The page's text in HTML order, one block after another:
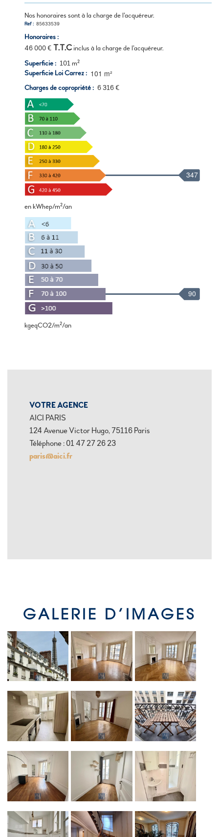
Nos honoraires sont à la charge de l’acquéreur.
Ref 85633539
Honoraires :
46 000 € T.T.C inclus à la charge de l’acquéreur.
Superficie
101 m²
Superficie Loi Carrez
101 m²
Charges de copropriété 6 316 €
347
en kWhep/m²/an
90
kgeqCO2/m²/an
VOTRE AGENCE
AICI PARIS
124 Avenue Victor Hugo, 75116 Paris
Téléphone : 01 47 27 26 23
paris@aici.fr
GALERIE D’IMAGES